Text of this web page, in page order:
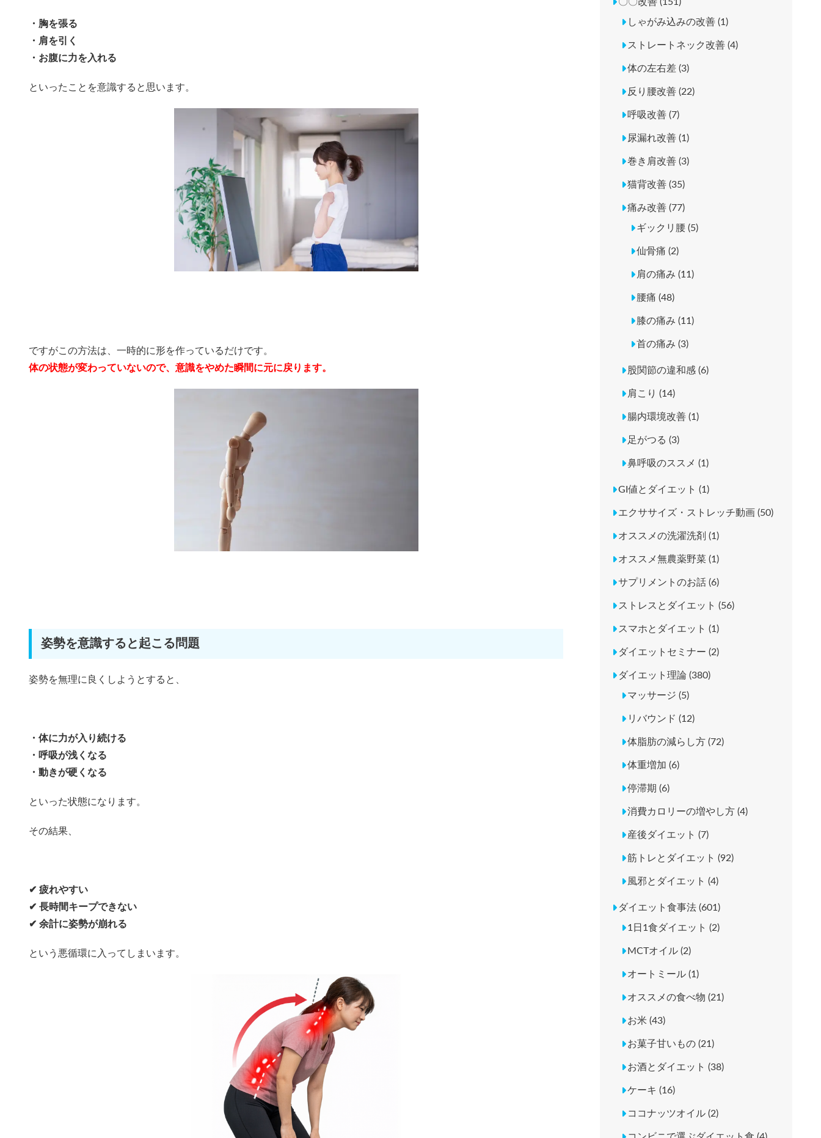
・胸を張る
・肩を引く
・お腹に力を入れる
といったことを意識すると思います。
ですがこの方法は、一時的に形を作っているだけです。
体の状態が変わっていないので、意識をやめた瞬間に元に戻ります。
姿勢を意識すると起こる問題
姿勢を無理に良くしようとすると、
・体に力が入り続ける
・呼吸が浅くなる
・動きが硬くなる
といった状態になります。
その結果、
✔ 疲れやすい
✔ 長時間キープできない
✔ 余計に姿勢が崩れる
という悪循環に入ってしまいます。
しゃがみ込みの改善 (1)
ストレートネック改善 (4)
体の左右差 (3)
反り腰改善 (22)
呼吸改善 (7)
尿漏れ改善 (1)
巻き肩改善 (3)
猫背改善 (35)
痛み改善 (77)
ギックリ腰 (5)
仙骨痛 (2)
肩の痛み (11)
腰痛 (48)
膝の痛み (11)
首の痛み (3)
股関節の違和感 (6)
肩こり (14)
腸内環境改善 (1)
足がつる (3)
鼻呼吸のススメ (1)
GI値とダイエット (1)
エクササイズ・ストレッチ動画 (50)
オススメの洗濯洗剤 (1)
オススメ無農薬野菜 (1)
サプリメントのお話 (6)
ストレスとダイエット (56)
スマホとダイエット (1)
ダイエットセミナー (2)
ダイエット理論 (380)
マッサージ (5)
リバウンド (12)
体脂肪の減らし方 (72)
体重増加 (6)
停滞期 (6)
消費カロリーの増やし方 (4)
産後ダイエット (7)
筋トレとダイエット (92)
風邪とダイエット (4)
ダイエット食事法 (601)
1日1食ダイエット (2)
MCTオイル (2)
オートミール (1)
オススメの食べ物 (21)
お米 (43)
お菓子甘いもの (21)
お酒とダイエット (38)
ケーキ (16)
ココナッツオイル (2)